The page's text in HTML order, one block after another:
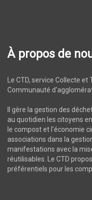
À propos de
Le CTD, service Collecte
Communauté
Il gère la gestion des
au quotidien les citoyens
le compost et l'économie
associations dans la
manifestations avec la
réutilisables. Le CTD
préférentiels pour les